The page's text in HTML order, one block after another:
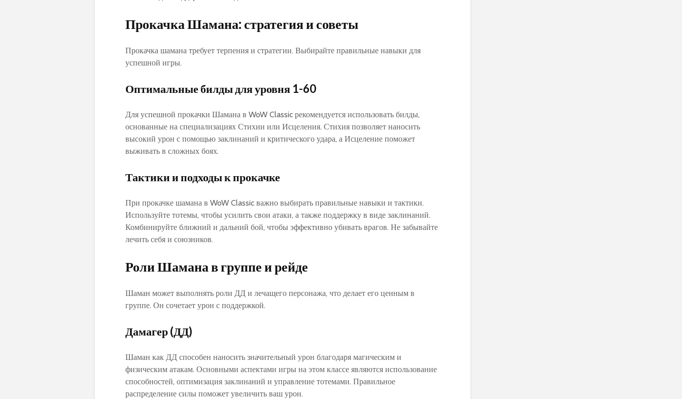
Прокачка Шамана: стратегия и советы
Прокачка шамана требует терпения и стратегии. Выбирайте правильные навыки для
успешной игры.
Оптимальные билды для уровня 1-60
Для успешной прокачки Шамана в WoW Classic рекомендуется использовать билды‚
основанные на специализациях Стихии или Исцеления. Стихия позволяет наносить
высокий урон с помощью заклинаний и критического удара‚ а Исцеление поможет
выживать в сложных боях.
Тактики и подходы к прокачке
При прокачке шамана в WoW Classic важно выбирать правильные навыки и тактики.
Используйте тотемы‚ чтобы усилить свои атаки‚ а также поддержку в виде заклинаний.
Комбинируйте ближний и дальний бой‚ чтобы эффективно убивать врагов. Не забывайте
лечить себя и союзников.
Роли Шамана в группе и рейде
Шаман может выполнять роли ДД и лечащего персонажа‚ что делает его ценным в
группе. Он сочетает урон с поддержкой.
Дамагер (ДД)
Шаман как ДД способен наносить значительный урон благодаря магическим и
физическим атакам. Основными аспектами игры на этом классе являются использование
способностей‚ оптимизация заклинаний и управление тотемами. Правильное
распределение силы поможет увеличить ваш урон.